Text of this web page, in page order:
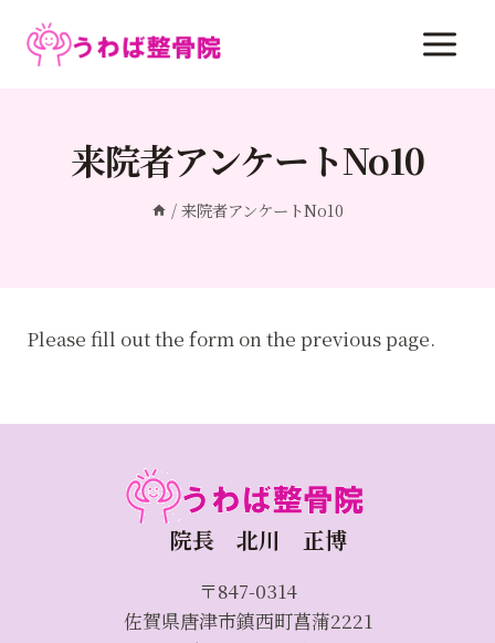
来院者アンケートNo10
/ 来院者アンケートNo10
Please fill out the form on the previous page.
院長 北川 正博
〒847-0314
佐賀県唐津市鎮西町菖蒲2221